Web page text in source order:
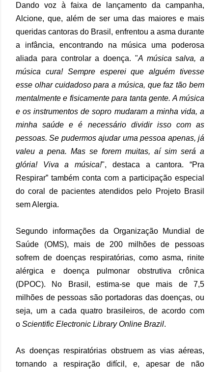
Dando voz à faixa de lançamento da campanha,
Alcione, que, além de ser uma das maiores e mais
queridas cantoras do Brasil, enfrentou a asma durante
a infância, encontrando na música uma poderosa
aliada para controlar a doença. "A música salva, a
música cura! Sempre esperei que alguém tivesse
esse olhar cuidadoso para a música, que faz tão bem
mentalmente e fisicamente para tanta gente. A música
e os instrumentos de sopro mudaram a minha vida, a
minha saúde e é necessário dividir isso com as
pessoas. Se pudermos ajudar uma pessoa apenas, já
valeu a pena. Mas se forem muitas, aí sim será a
glória! Viva a música!", destaca a cantora. “Pra
Respirar” também conta com a participação especial
do coral de pacientes atendidos pelo Projeto Brasil
sem Alergia.
Segundo informações da Organização Mundial de
Saúde (OMS), mais de 200 milhões de pessoas
sofrem de doenças respiratórias, como asma, rinite
alérgica e doença pulmonar obstrutiva crônica
(DPOC). No Brasil, estima-se que mais de 7,5
milhões de pessoas são portadoras das doenças, ou
seja, um a cada quatro brasileiros, de acordo com
o Scientific Electronic Library Online Brazil.
As doenças respiratórias obstruem as vias aéreas,
tornando a respiração difícil, e, apesar de não